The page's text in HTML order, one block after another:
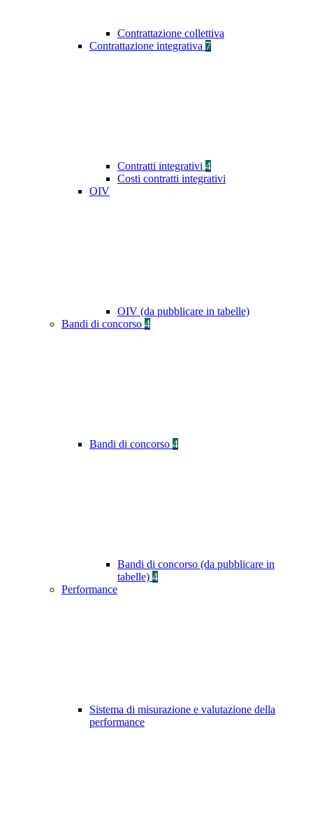
Contrattazione collettiva
Contrattazione integrativa 7
Contratti integrativi 4
Costi contratti integrativi
OIV
OIV (da pubblicare in tabelle)
Bandi di concorso 4
Bandi di concorso 4
Bandi di concorso (da pubblicare in
tabelle) 4
Performance
Sistema di misurazione e valutazione della
performance